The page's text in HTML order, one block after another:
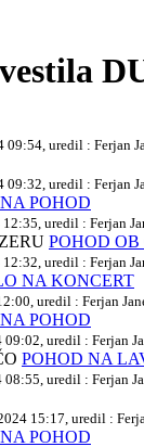
09:54, uredil : Ferjan
09:32, uredil : Ferjan
POHOD
uredil : Ferjan
POHOD
uredil : Ferjan
NA KONCERT
uredil : Ferjan
POHOD
uredil : Ferjan
POHOD NA
uredil : Ferjan
15:17, uredil :
POHOD